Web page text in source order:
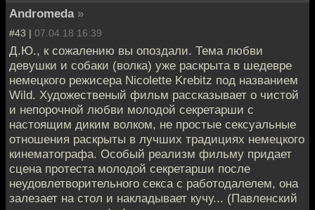
Andromeda »
#43 | 07.04.18 16:39
Д.Ю., к сожалению вы опоздали. Тема любви
девушки и собаки (волка) уже раскрыта в шедевре
немецкого режисера Nicolette Krebitz под названием
Wild. Художественый фильм рассказывает о чистой
и непорочной любви молодой секретарши с
настоящим диким волком, не простые сексуальные
отношения раскрыты в лучших традициях немецкого
кинематографа. Особый реализм фильму придает
сцена протеста молодой секретарши после
неудовлетворительного секса с работодалелем, она
залезает на стол и накладывает кучу... (Павленский